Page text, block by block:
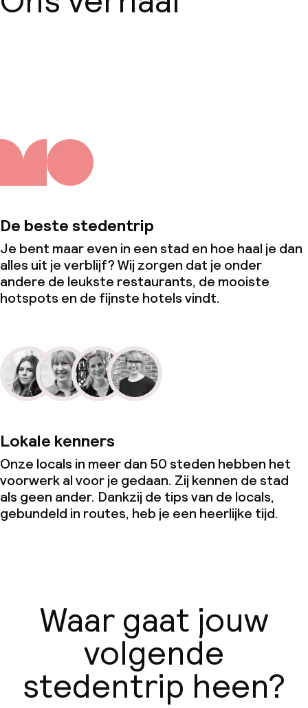
De beste stedentrip
Je bent maar even in een stad en hoe haal je dan
alles uit je verblijf? Wij zorgen dat je onder
andere de leukste restaurants, de mooiste
hotspots en de fijnste hotels vindt.
Lokale kenners
Onze locals in meer dan 50 steden hebben het
voorwerk al voor je gedaan. Zij kennen de stad
als geen ander. Dankzij de tips van de locals,
gebundeld in routes, heb je een heerlijke tijd.
Waar gaat jouw
volgende
stedentrip heen?